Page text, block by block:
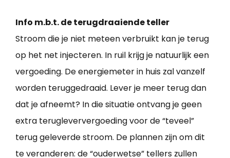
Info m.b.t. de terugdraaiende teller
Stroom die je niet meteen verbruikt kan je terug
op het net injecteren. In ruil krijg je natuurlijk een
vergoeding. De energiemeter in huis zal vanzelf
worden teruggedraaid. Lever je meer terug dan
dat je afneemt? In die situatie ontvang je geen
extra terugleververgoeding voor de “teveel”
terug geleverde stroom. De plannen zijn om dit
te veranderen: de “ouderwetse” tellers zullen